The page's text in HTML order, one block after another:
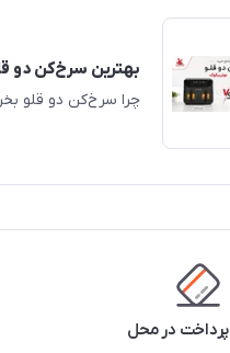
بهترین سرخ‌کن دو
چرا سرخ‌کن دو قلو
پرداخت در محل